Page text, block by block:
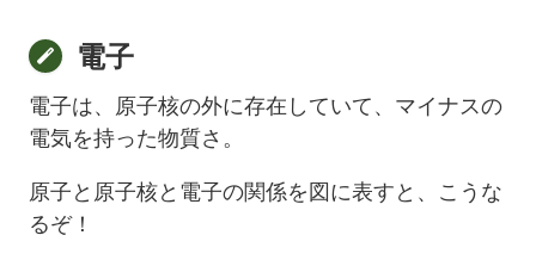
電子
電子は、原子核の外に存在していて、マイナスの
電気を持った物質さ。
原子と原子核と電子の関係を図に表すと、こうな
るぞ！